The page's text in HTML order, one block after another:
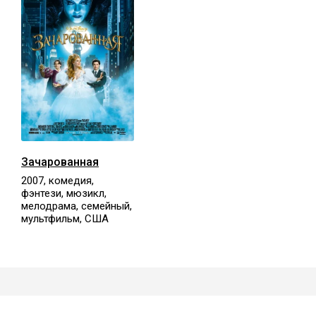
Зачарованная
2007, комедия,
фэнтези, мюзикл,
мелодрама, семейный,
мультфильм, США